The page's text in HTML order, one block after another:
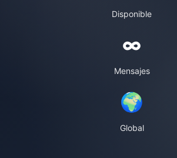
Disponible
∞
Mensajes
🌍
Global